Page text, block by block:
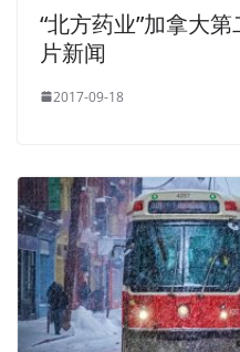
“北方药业”加拿大
片新闻
2017-09-18